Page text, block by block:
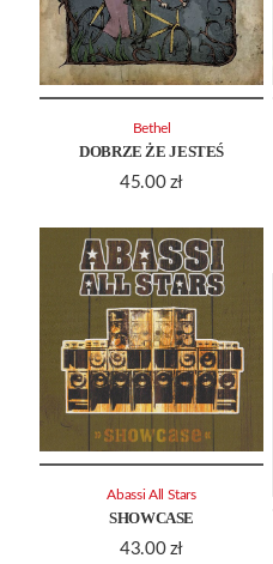
DOBRZE ŻE JESTEŚ
45.00 zł
Bethel
SHOWCASE
43.00 zł
Abassi All Stars